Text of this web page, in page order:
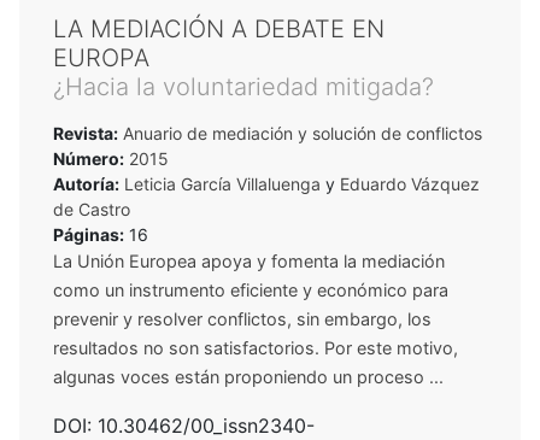
LA MEDIACIÓN A DEBATE EN
EUROPA
¿Hacia la voluntariedad mitigada?
Revista: Anuario de mediación y solución de conflictos
Número: 2015
Autoría: Leticia García Villaluenga y Eduardo Vázquez
de Castro
Páginas: 16
La Unión Europea apoya y fomenta la mediación
como un instrumento eficiente y económico para
prevenir y resolver conflictos, sin embargo, los
resultados no son satisfactorios. Por este motivo,
algunas voces están proponiendo un proceso ...
DOI: 10.30462/00_issn2340-